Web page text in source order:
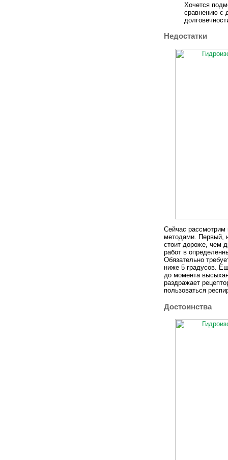
Хочется
сравнению с
Недостатки
Сейчас рассмотрим
методами. Первый,
стоит дороже, чем
работ в
Обязательно
ниже 5 градусов.
до момента
раздражает
пользоваться
Достоинства